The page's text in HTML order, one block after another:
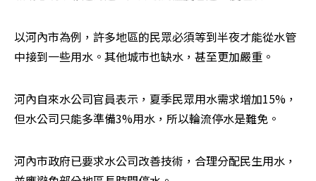
以河內市為例，許多地區的民眾必須等到半夜才能從水管
中接到一些用水。其他城市也缺水，甚至更加嚴重。
河內自來水公司官員表示，夏季民眾用水需求增加15%，
但水公司只能多準備3%用水，所以輪流停水是難免。
河內市政府已要求水公司改善技術，合理分配民生用水，